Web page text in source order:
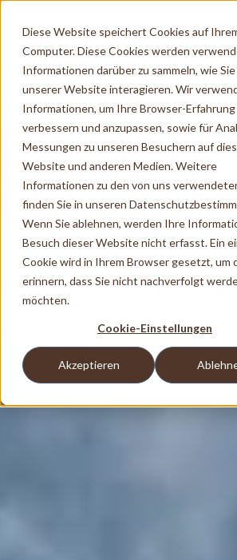
Diese Website speichert Cookies auf
Computer. Diese Cookies werden
Informationen darüber zu sammeln, wie
unserer Website interagieren. Wir
Informationen, um Ihre Browser-Erfahrung
verbessern und anzupassen, sowie für
Messungen zu unseren Besuchern auf
Website und anderen Medien. Weitere
Informationen zu den von uns
finden Sie in unseren
Wenn Sie ablehnen, werden Ihre
Besuch dieser Website nicht erfasst. Ein
Cookie wird in Ihrem Browser gesetzt, um
erinnern, dass Sie nicht nachverfolgt
möchten.
Cookie-Einstellungen
Akzeptieren